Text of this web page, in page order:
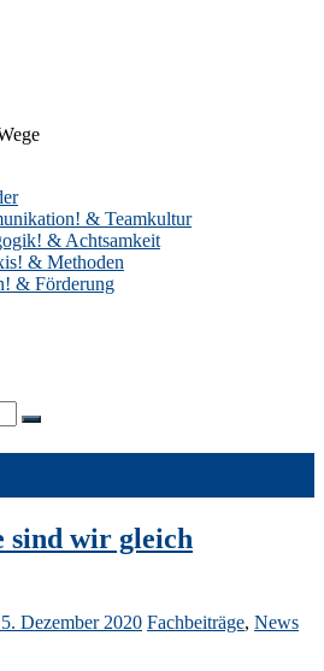
& Teamkultur
& Achtsamkeit
& Methoden
& Förderung
sind wir gleich
Dezember 2020 Fachbeiträge, News